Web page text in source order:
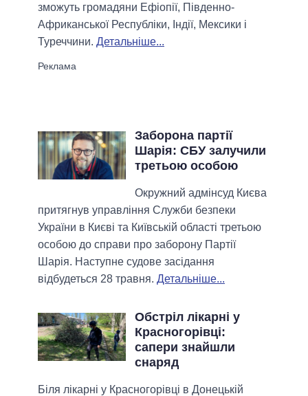
зможуть громадяни Ефіопії, Південно-
Африканської Республіки, Індії, Мексики і
Туреччини. Детальніше...
Заборона партії
Шарія: СБУ залучили
третьою особою
Окружний адмінсуд Києва
притягнув управління Служби безпеки
України в Києві та Київській області третьою
особою до справи про заборону Партії
Шарія. Наступне судове засідання
відбудеться 28 травня. Детальніше...
Обстріл лікарні у
Красногорівці:
сапери знайшли
снаряд
Біля лікарні у Красногорівці в Донецькій